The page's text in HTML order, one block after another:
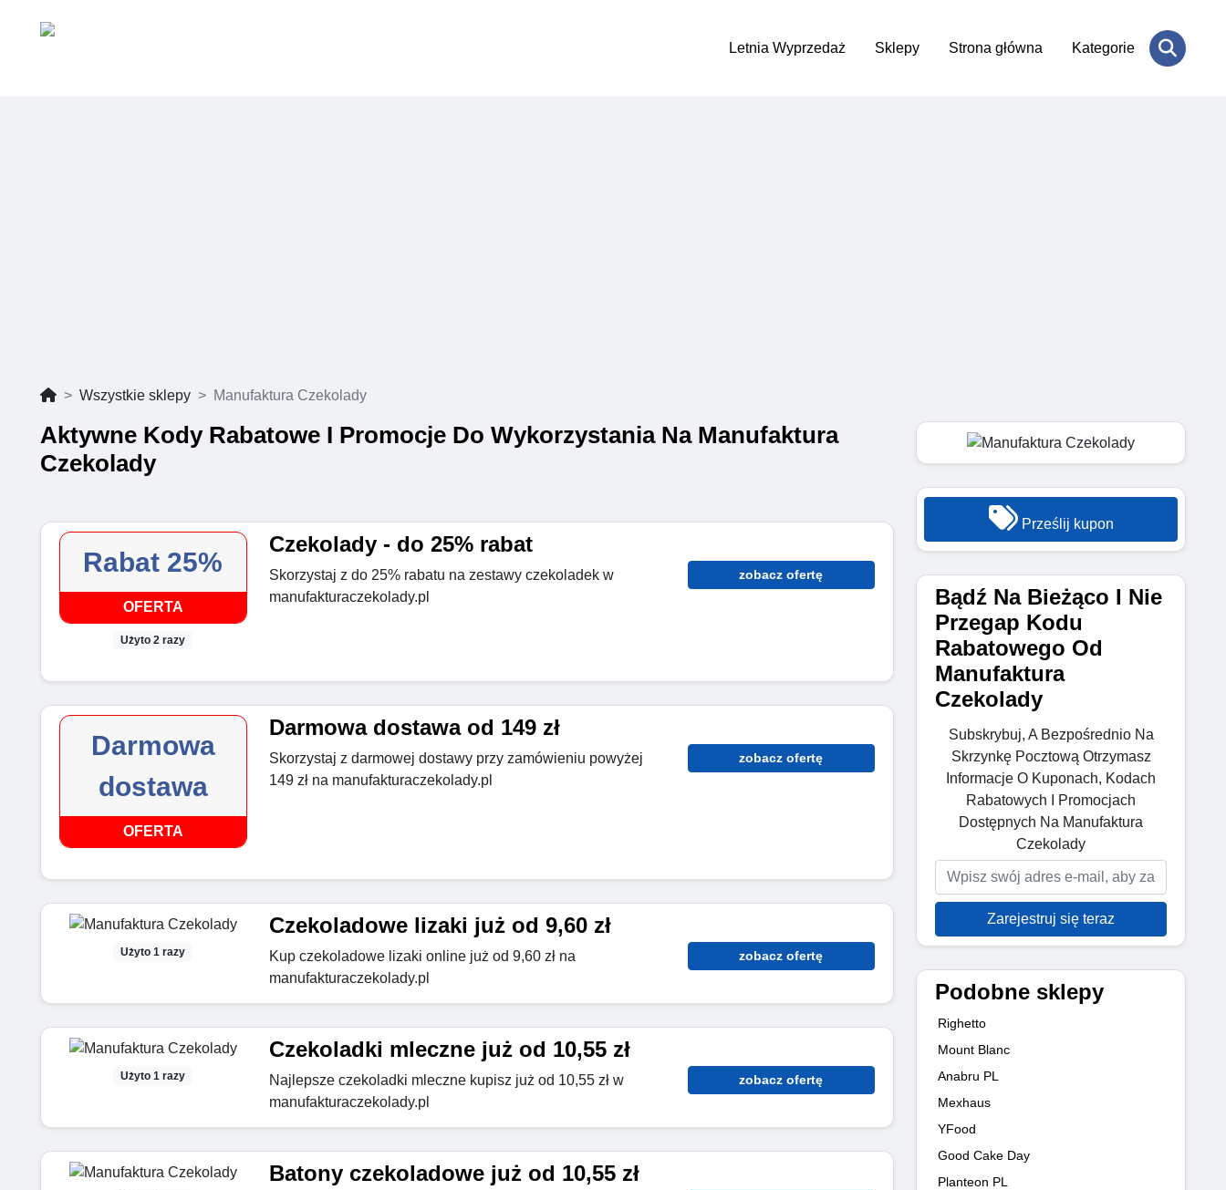
Letnia Wyprzedaż Sklepy Strona główna Kategorie
Wszystkie sklepy Manufaktura Czekolady
Aktywne Kody Rabatowe I Promocje Do Wykorzystania Na Manufaktura
Czekolady
Rabat 25%
OFERTA
Użyto 2 razy
Czekolady - do 25% rabat
Skorzystaj z do 25% rabatu na zestawy czekoladek w
manufakturaczekolady.pl
zobacz ofertę
Darmowa
dostawa
OFERTA
Darmowa dostawa od 149 zł
Skorzystaj z darmowej dostawy przy zamówieniu powyżej
149 zł na manufakturaczekolady.pl
zobacz ofertę
Użyto 1 razy
Czekoladowe lizaki już od 9,60 zł
Kup czekoladowe lizaki online już od 9,60 zł na
manufakturaczekolady.pl
zobacz ofertę
Użyto 1 razy
Czekoladki mleczne już od 10,55 zł
Najlepsze czekoladki mleczne kupisz już od 10,55 zł w
manufakturaczekolady.pl
zobacz ofertę
Batony czekoladowe już od 10,55 zł
Prześlij kupon
Bądź Na Bieżąco I Nie
Przegap Kodu
Rabatowego Od
Manufaktura
Czekolady
Subskrybuj, A Bezpośrednio Na
Skrzynkę Pocztową Otrzymasz
Informacje O Kuponach, Kodach
Rabatowych I Promocjach
Dostępnych Na Manufaktura
Czekolady
Zarejestruj się teraz
Podobne sklepy
Righetto
Mount Blanc
Anabru PL
Mexhaus
YFood
Good Cake Day
Planteon PL